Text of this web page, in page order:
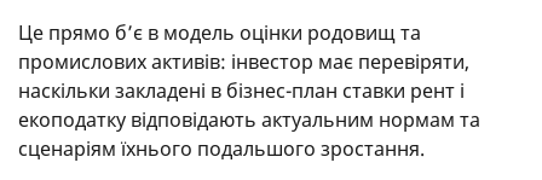
Це прямо б’є в модель оцінки родовищ та
промислових активів: інвестор має перевіряти,
наскільки закладені в бізнес-план ставки рент і
екоподатку відповідають актуальним нормам та
сценаріям їхнього подальшого зростання.